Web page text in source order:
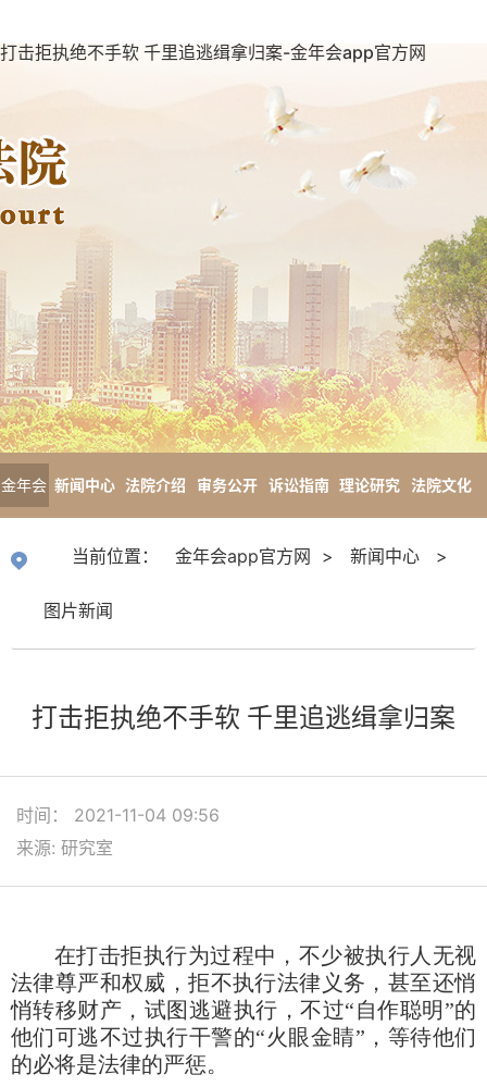
打击拒执绝不手软 千里追逃缉拿归案-金年会app官方网
金年会
方网
新闻中心 法院介绍 审务公开 诉讼指南 理论研究 法院文化
当前位置： 金年会app官方网 > 新闻中心 >
图片新闻
打击拒执绝不手软 千里追逃缉拿归案
时间： 2021-11-04 09:56
来源: 研究室
在打击拒执行为过程中，不少被执行人无视
法律尊严和权威，拒不执行法律义务，甚至还悄
悄转移财产，试图逃避执行，不过“自作聪明”的
他们可逃不过执行干警的“火眼金睛”，等待他们
的必将是法律的严惩。